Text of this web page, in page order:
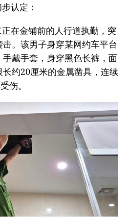
认定：
在金铺前的人行道执勤，突
。该男子身穿某网约车平台
戴手套，身穿黑色长裤，面
约20厘米的金属凿具，连续
伤。